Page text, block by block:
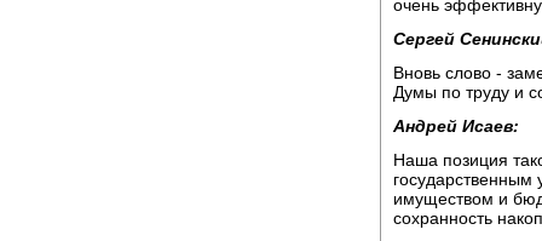
очень
Сергей
Вновь слово -
Думы по труду и
Андрей Исаев:
Наша позиция
имуществом и
сохранность